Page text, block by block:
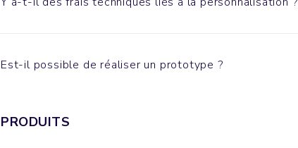
Est-il possible de réaliser un prototype ?
PRODUITS